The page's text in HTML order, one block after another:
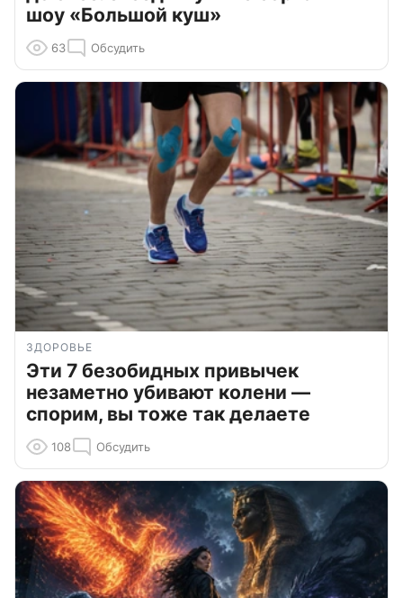
шоу «Большой куш»
63 Обсудить
ЗДОРОВЬЕ
Эти 7 безобидных привычек
незаметно убивают колени —
спорим, вы тоже так делаете
108 Обсудить